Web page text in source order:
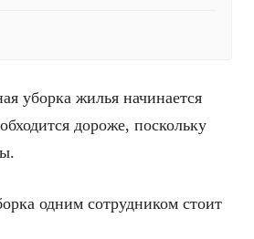
уборка жилья начинается
дороже, поскольку
одним сотрудником стоит